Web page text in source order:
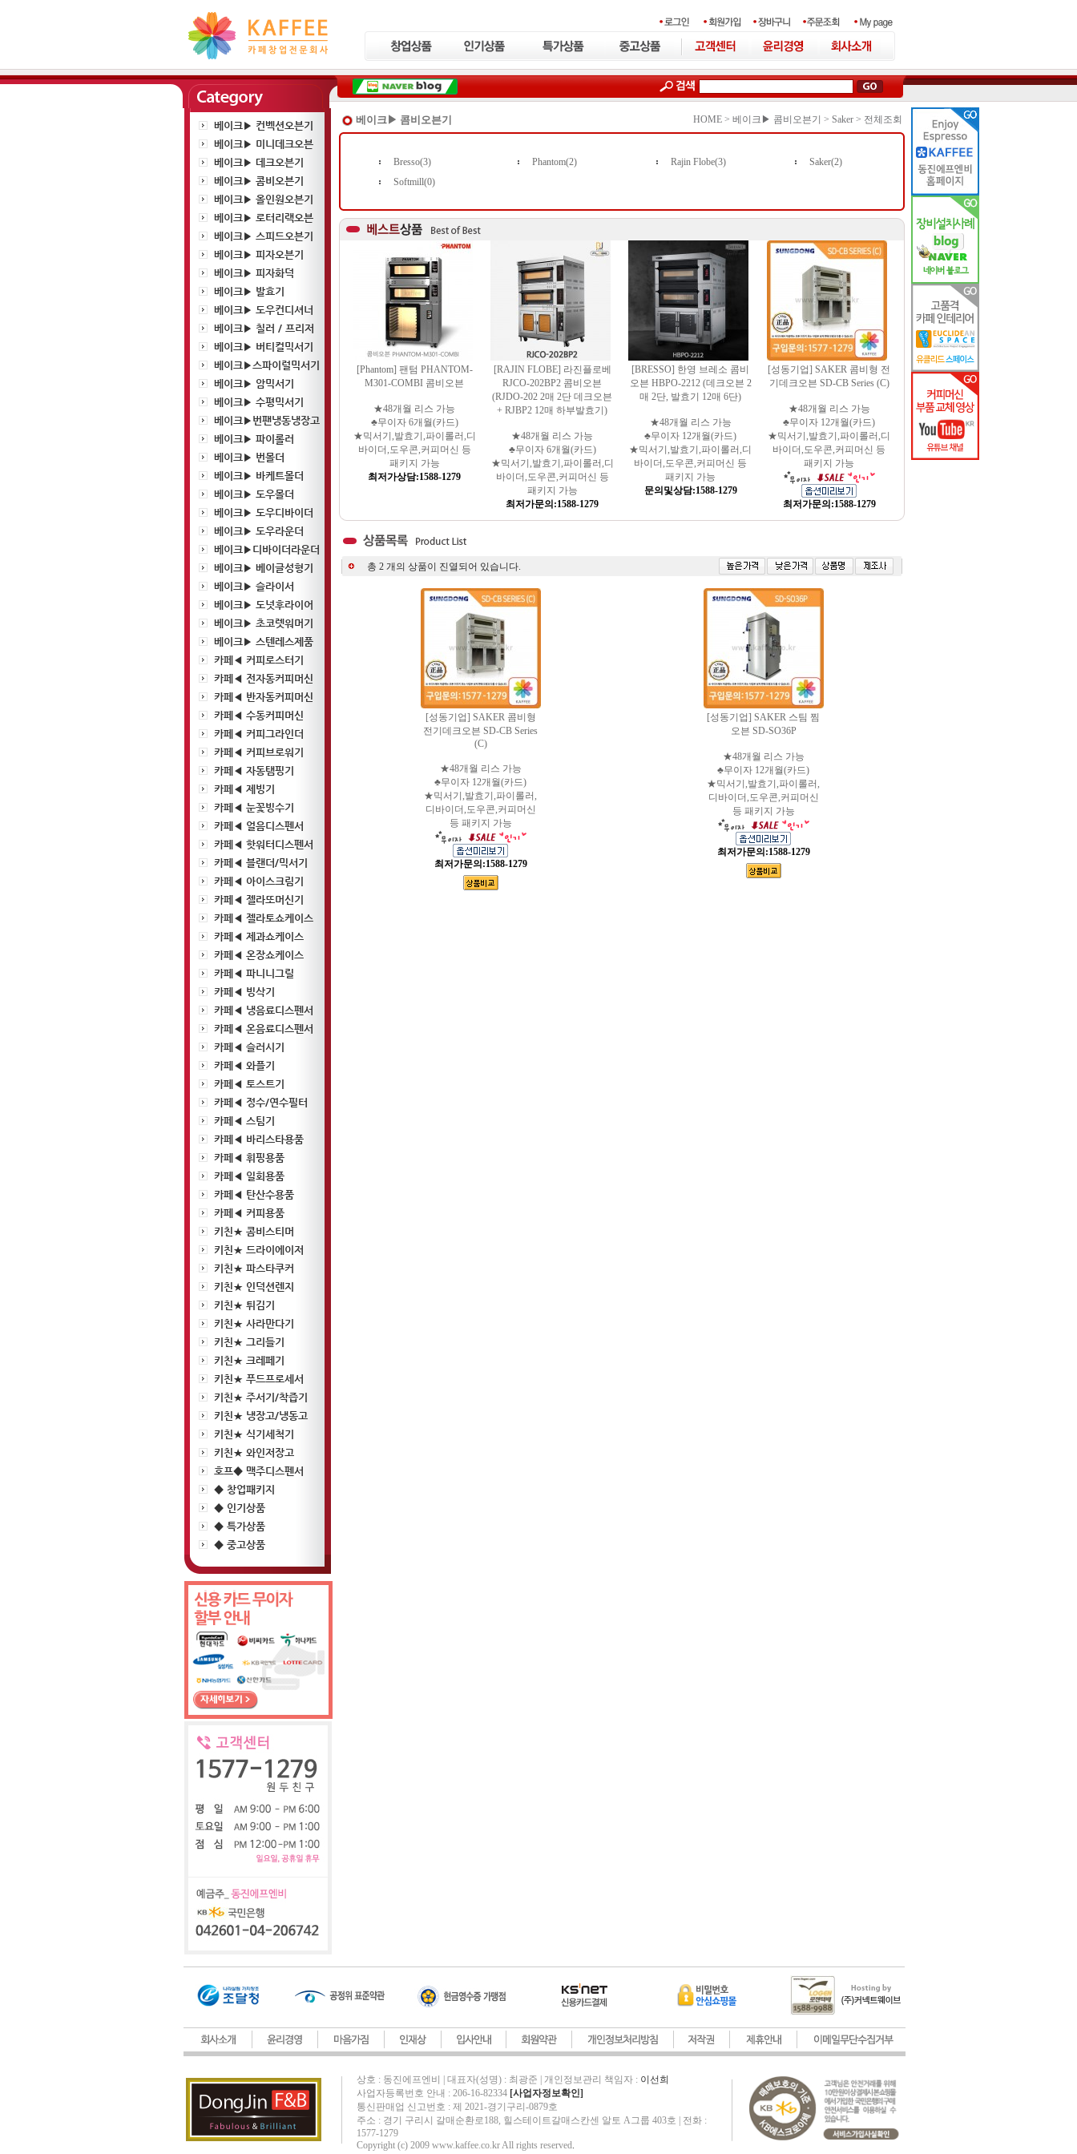
베이크▶ 컨벡션오븐기
베이크▶ 미니데크오븐
베이크▶ 데크오븐기
베이크▶ 콤비오븐기
베이크▶ 올인원오븐기
베이크▶ 로터리랙오븐
베이크▶ 스피드오븐기
베이크▶ 피자오븐기
베이크▶ 피자화덕
베이크▶ 발효기
베이크▶ 도우컨디셔너
베이크▶ 칠러 / 프리저
베이크▶ 버티컬믹서기
베이크▶스파이럴믹서기
베이크▶ 암믹서기
베이크▶ 수평믹서기
베이크▶번팬냉동냉장고
베이크▶ 파이롤러
베이크▶ 번몰더
베이크▶ 바케트몰더
베이크▶ 도우몰더
베이크▶ 도우디바이더
베이크▶ 도우라운더
베이크▶디바이더라운더
베이크▶ 베이글성형기
베이크▶ 슬라이서
베이크▶ 도넛후라이어
베이크▶ 초코렛워머기
베이크▶ 스텐레스제품
카페◀ 커피로스터기
카페◀ 전자동커피머신
카페◀ 반자동커피머신
카페◀ 수동커피머신
카페◀ 커피그라인더
카페◀ 커피브로워기
카페◀ 자동탬핑기
카페◀ 제빙기
카페◀ 눈꽃빙수기
카페◀ 얼음디스펜서
카페◀ 핫워터디스펜서
카페◀ 블랜더/믹서기
카페◀ 아이스크림기
카페◀ 젤라또머신기
카페◀ 젤라토쇼케이스
카페◀ 제과쇼케이스
카페◀ 온장쇼케이스
카페◀ 파니니그릴
카페◀ 빙삭기
카페◀ 냉음료디스펜서
카페◀ 온음료디스펜서
카페◀ 슬러시기
카페◀ 와플기
카페◀ 토스트기
카페◀ 정수/연수필터
카페◀ 스팀기
카페◀ 바리스타용품
카페◀ 휘핑용품
카페◀ 일회용품
카페◀ 탄산수용품
카페◀ 커피용품
키친★ 콤비스티머
키친★ 드라이에이저
키친★ 파스타쿠커
키친★ 인덕션렌지
키친★ 튀김기
키친★ 사라만다기
키친★ 그리들기
키친★ 크레페기
키친★ 푸드프로세서
키친★ 주서기/착즙기
키친★ 냉장고/냉동고
키친★ 식기세척기
키친★ 와인저장고
호프◆ 맥주디스펜서
◆ 창업패키지
◆ 인기상품
◆ 특가상품
◆ 중고상품
베이크▶ 콤비오븐기 HOME > 베이크▶ 콤비오븐기 > Saker > 전체조회
Bresso(3) Phantom(2) Rajin Flobe(3)
Saker(2)
Softmill(0)
[Phantom] 팬텀 PHANTOM-
M301-COMBI 콤비오븐
★48개월 리스 가능
♣무이자 6개월(카드)
★믹서기,발효기,파이롤러,디
바이더,도우콘,커피머신 등
패키지 가능
최저가상담:1588-1279
[RAJIN FLOBE] 라진플로베
RJCO-202BP2 콤비오븐
(RJDO-202 2매 2단 데크오븐
+ RJBP2 12매 하부발효기)
★48개월 리스 가능
♣무이자 6개월(카드)
★믹서기,발효기,파이롤러,디
바이더,도우콘,커피머신 등
패키지 가능
최저가문의:1588-1279
[BRESSO] 한영 브레소 콤비
오븐 HBPO-2212 (데크오븐 2
매 2단, 발효기 12매 6단)
★48개월 리스 가능
♣무이자 12개월(카드)
★믹서기,발효기,파이롤러,디
바이더,도우콘,커피머신 등
패키지 가능
문의및상담:1588-1279
[성동기업] SAKER 콤비형 전
기데크오븐 SD-CB Series (C)
★48개월 리스 가능
♣무이자 12개월(카드)
★믹서기,발효기,파이롤러,디
바이더,도우콘,커피머신 등
패키지 가능
최저가문의:1588-1279
총 2 개의 상품이 진열되어 있습니다.
[성동기업] SAKER 콤비형
전기데크오븐 SD-CB Series
(C)
★48개월 리스 가능
♣무이자 12개월(카드)
★믹서기,발효기,파이롤러,
디바이더,도우콘,커피머신
등 패키지 가능
최저가문의:1588-1279
[성동기업] SAKER 스팀 찜
오븐 SD-SO36P
★48개월 리스 가능
♣무이자 12개월(카드)
★믹서기,발효기,파이롤러,
디바이더,도우콘,커피머신
등 패키지 가능
최저가문의:1588-1279
상호 : 동진에프엔비 | 대표자(성명) : 최광준 | 개인정보관리 책임자 : 이선희
사업자등록번호 안내 : 206-16-82334 [사업자정보확인]
통신판매업 신고번호 : 제 2021-경기구리-0879호
주소 : 경기 구리시 갈매순환로188, 힐스테이트갈매스칸센 알토 A그룹 403호 | 전화 :
1577-1279
Copyright (c) 2009 www.kaffee.co.kr All rights reserved.